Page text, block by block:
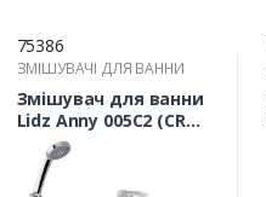
75386
ЗМІШУВАЧІ ДЛЯ ВАННИ
Змішувач для ванни
Lidz Anny 005C2 (CRM)
з довгим відливом